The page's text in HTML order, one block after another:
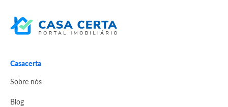
Casacerta
Sobre nós
Blog